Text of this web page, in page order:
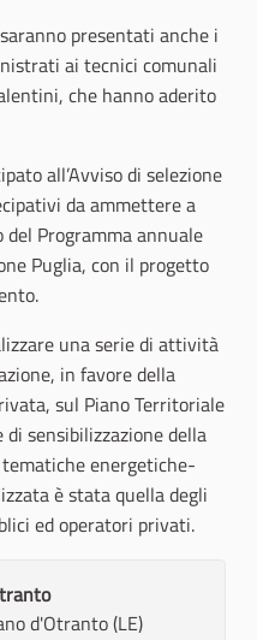
presentati anche i
ai tecnici comunali
che hanno aderito
all’Avviso di selezione
da ammettere a
del Programma annuale
Puglia, con il progetto
una serie di attività
in favore della
sul Piano Territoriale
sensibilizzazione della
energetiche-
è stata quella degli
ed operatori privati.
d'Otranto (LE)